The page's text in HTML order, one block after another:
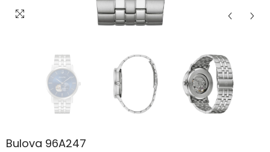
Bulova 96A247